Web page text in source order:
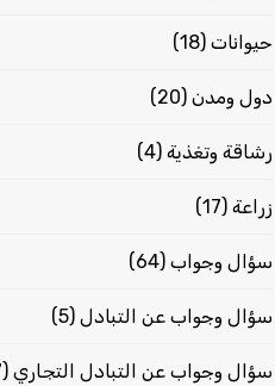
حيوانات (18)
دول ومدن (20)
رشاقة وتغذية (4)
زراعة (17)
سؤال وجواب (64)
سؤال وجواب عن التبادل (5)
سؤال وجواب عن التبادل التجاري (7)